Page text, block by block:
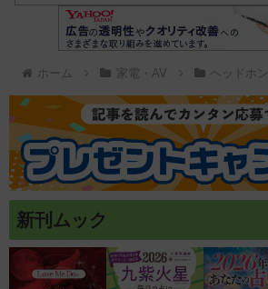
ホーム 家電・AV ヘッドホン
新刊ムック